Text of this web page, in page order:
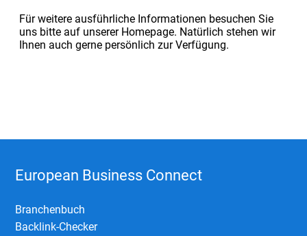
Für weitere ausführliche Informationen besuchen Sie
uns bitte auf unserer Homepage. Natürlich stehen wir
Ihnen auch gerne persönlich zur Verfügung.
European Business Connect
Branchenbuch
Backlink-Checker